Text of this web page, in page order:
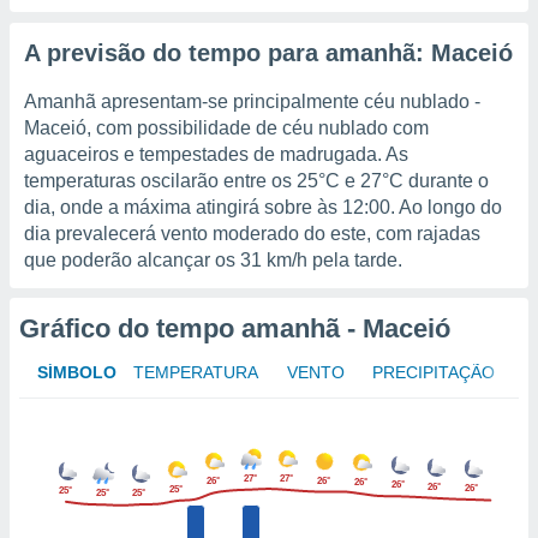
tal,
seu
qualquer
em “
na
A previsão do tempo para amanhã: Maceió
Amanhã apresentam-se principalmente céu nublado -
Maceió, com possibilidade de céu nublado com
aguaceiros e tempestades de madrugada. As
temperaturas oscilarão entre os 25°C e 27°C durante o
dia, onde a máxima atingirá sobre às 12:00. Ao longo do
dia prevalecerá vento moderado do este, com rajadas
que poderão alcançar os 31 km/h pela tarde.
Gráfico do tempo amanhã - Maceió
SÍMBOLO TEMPERATURA VENTO PRECIPITAÇÃO
25° 25° 25° 25°
26° 27° 27° 26° 26° 26° 26° 26°